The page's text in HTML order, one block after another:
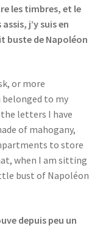
les timbres, et le
j’y suis en
buste de Napoléon
or more
to my
letters I have
of mahogany,
to store
when I am sitting
bust of Napoléon
depuis peu un